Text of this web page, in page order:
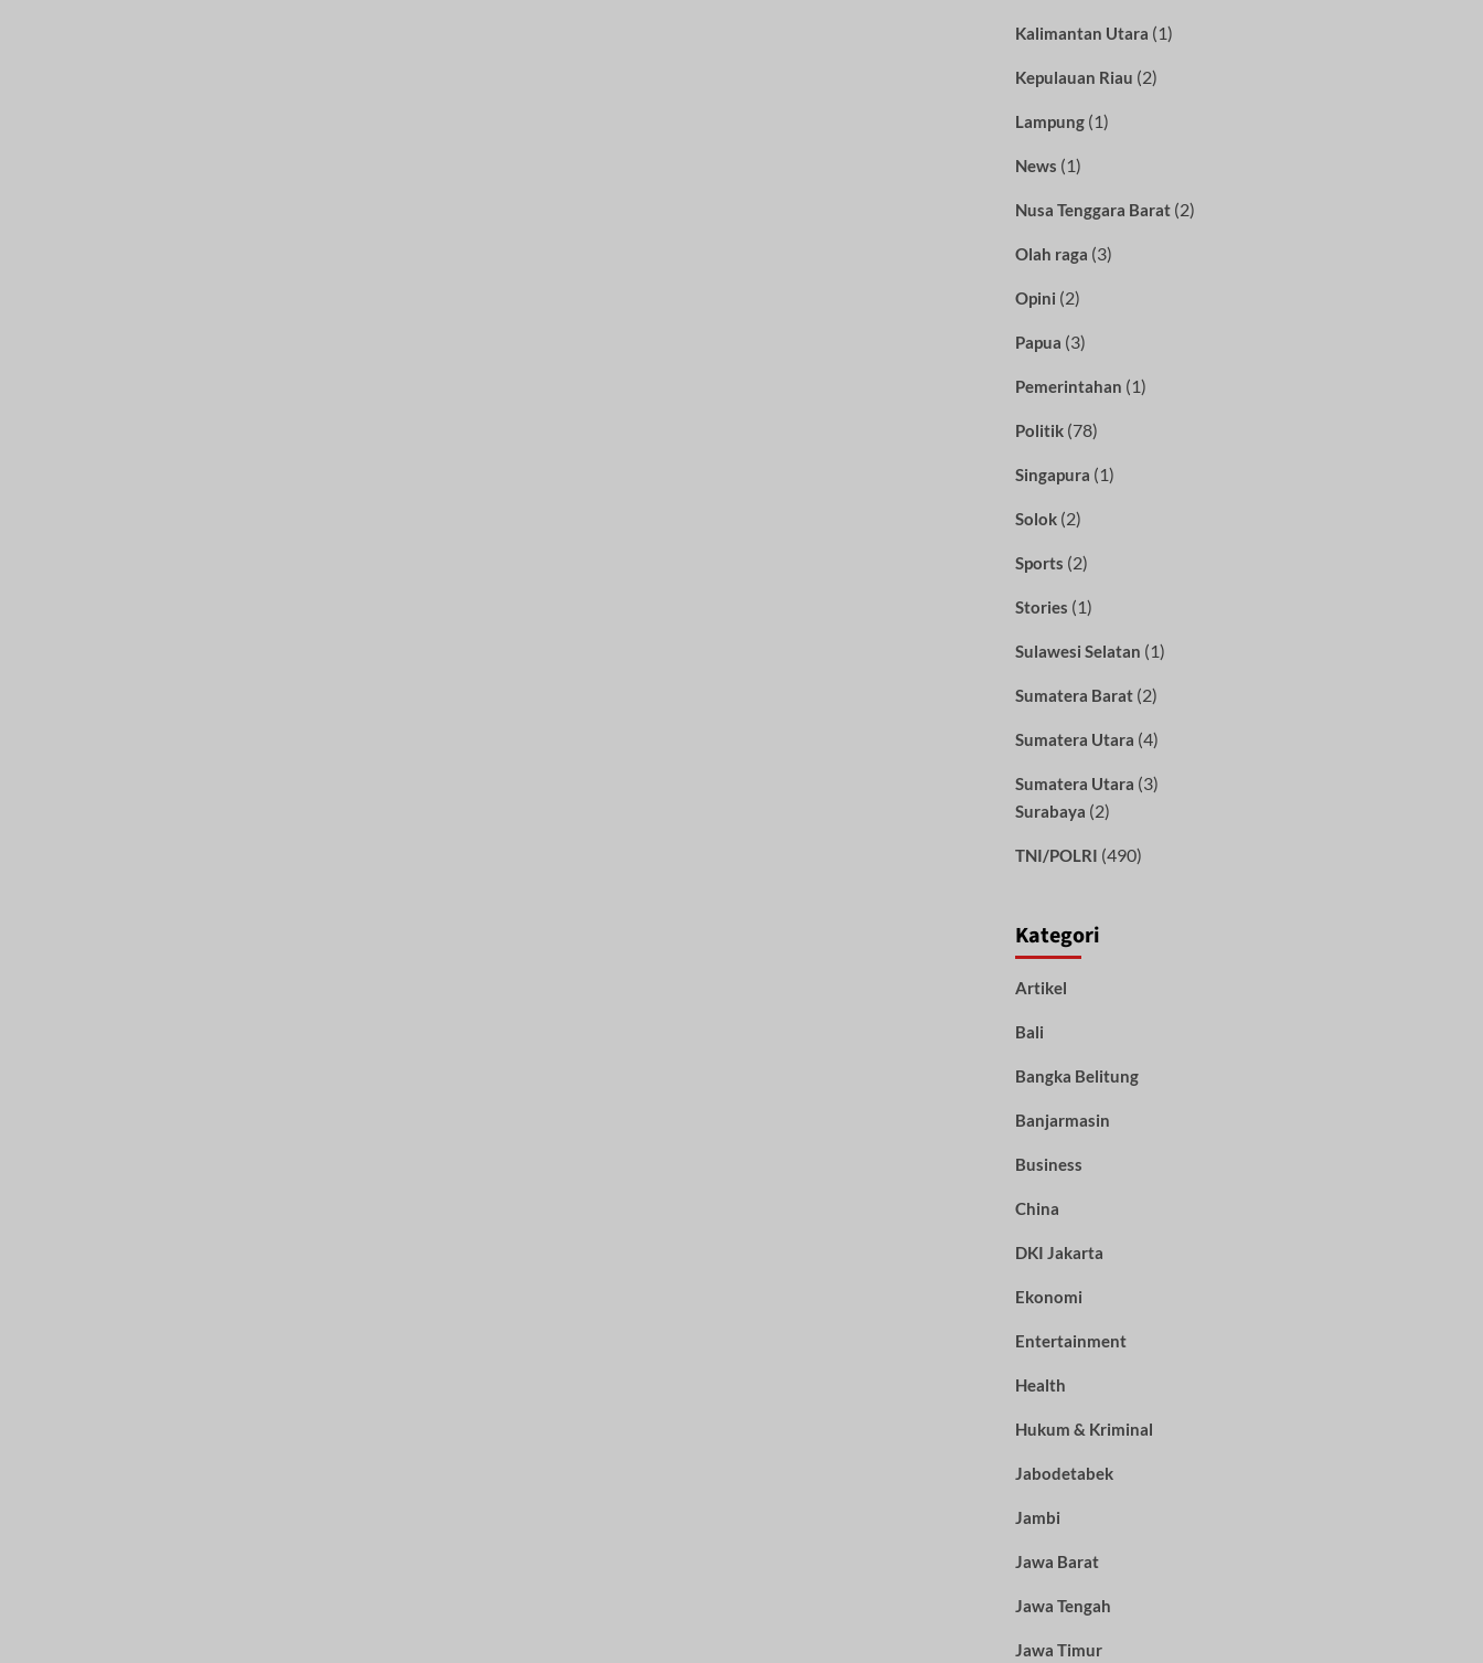
Kalimantan Utara (1)
Kepulauan Riau (2)
Lampung(1)
News (1)
Nusa Tenggara Barat(2)
Olah raga (3)
Opini (2)
Papua (3)
Pemerintahan (1)
Politik(78)
Singapura (1)
Solok(2)
Sports (2)
Stories (1)
Sulawesi Selatan (1)
Sumatera Barat(2)
Sumatera Utara (4)
Sumatera Utara (3)
Surabaya (2)
TNI/POLRI (490)
Kategori
Artikel
Bali
Bangka Belitung
Banjarmasin
Business
China
DKI Jakarta
Ekonomi
Entertainment
Health
Hukum & Kriminal
Jabodetabek
Jambi
Jawa Barat
Jawa Tengah
Jawa Timur